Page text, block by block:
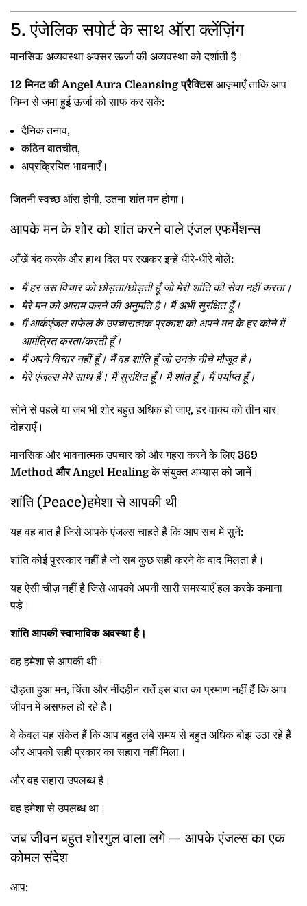
5. एंजेलिक सपोर्ट के साथ ऑरा क्लेंज़िंग
मानसिक अव्यवस्था अक्सर ऊर्जा की अव्यवस्था को दर्शाती है।
12 मिनट की Angel Aura Cleansing प्रैक्टिसआज़माएँ ताकि आप
निम्न से जमा हुई ऊर्जा को साफ कर सकें:
दैनिक तनाव,
कठिन बातचीत,
अप्रक्रियित भावनाएँ।
जितनी स्वच्छ ऑरा होगी, उतना शांत मन होगा।
आपके मन के शोर को शांत करने वाले एंजल एफर्मेशन्स
आँखें बंद करके और हाथ दिल पर रखकर इन्हें धीरे-धीरे बोलें:
मैं हर उस विचार को छोड़ता/छोड़ती हूँ जो मेरी शांति की सेवा नहीं करता।
मेरे मन को आराम करने की अनुमति है। मैं अभी सुरक्षित हूँ।
मैं आर्कएंजल राफेल के उपचारात्मक प्रकाश को अपने मन के हर कोने में
आमंत्रित करता/करती हूँ।
मैं अपने विचार नहीं हूँ। मैं वह शांति हूँ जो उनके नीचे मौजूद है।
मेरे एंजल्स मेरे साथ हैं। मैं सुरक्षित हूँ। मैं शांत हूँ। मैं पर्याप्त हूँ।
सोने से पहले या जब भी शोर बहुत अधिक हो जाए, हर वाक्य को तीन बार
दोहराएँ।
मानसिक और भावनात्मक उपचार को और गहरा करने के लिए 369
Method और Angel Healingके संयुक्त अभ्यास को जानें।
शांति (Peace)हमेशा से आपकी थी
यह वह बात है जिसे आपके एंजल्स चाहते हैं कि आप सच में सुनें:
शांति कोई पुरस्कार नहीं है जो सब कुछ सही करने के बाद मिलता है।
यह ऐसी चीज़ नहीं है जिसे आपको अपनी सारी समस्याएँ हल करके कमाना
पड़े।
शांति आपकी स्वाभाविक अवस्था है।
वह हमेशा से आपकी थी।
दौड़ता हुआ मन, चिंता और नींदहीन रातें इस बात का प्रमाण नहीं हैं कि आप
जीवन में असफल हो रहे हैं।
वे केवल यह संकेत हैं कि आप बहुत लंबे समय से बहुत अधिक बोझ उठा रहे हैं
और आपको सही प्रकार का सहारा नहीं मिला।
और वह सहारा उपलब्ध है।
वह हमेशा से उपलब्ध था।
जब जीवन बहुत शोरगुल वाला लगे — आपके एंजल्स का एक
कोमल संदेश
आप: